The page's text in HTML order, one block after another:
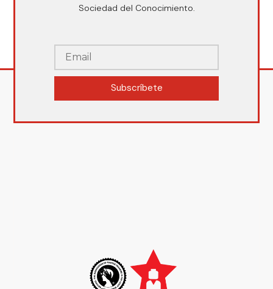
Sociedad del Conocimiento.
Subscríbete